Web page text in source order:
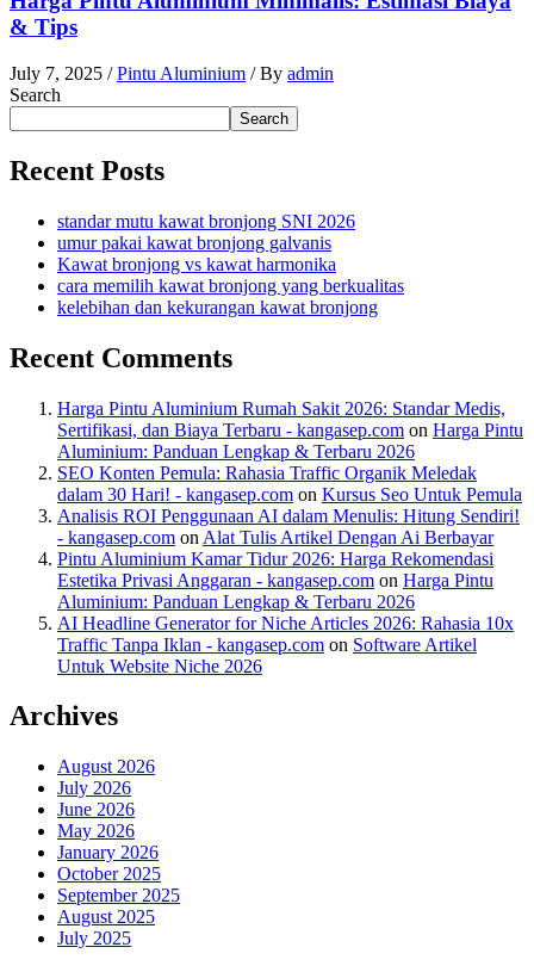
& Tips
July 7, 2025 /Pintu Aluminium / By admin
Search
Search
Recent Posts
standar mutu kawat bronjong SNI 2026
umur pakai kawat bronjong galvanis
Kawat bronjong vs kawat harmonika
cara memilih kawat bronjong yang berkualitas
kelebihan dan kekurangan kawat bronjong
Recent Comments
Harga Pintu Aluminium Rumah Sakit 2026: Standar Medis,
Sertifikasi, dan Biaya Terbaru - kangasep.com on Harga Pintu
Aluminium: Panduan Lengkap & Terbaru 2026
SEO Konten Pemula: Rahasia Traffic Organik Meledak
dalam 30 Hari! - kangasep.com on Kursus Seo Untuk Pemula
Analisis ROI Penggunaan AI dalam Menulis: Hitung Sendiri!
- kangasep.com on Alat Tulis Artikel Dengan Ai Berbayar
Pintu Aluminium Kamar Tidur 2026: Harga Rekomendasi
Estetika Privasi Anggaran - kangasep.com on Harga Pintu
Aluminium: Panduan Lengkap & Terbaru 2026
AI Headline Generator for Niche Articles 2026: Rahasia 10x
Traffic Tanpa Iklan - kangasep.com on Software Artikel
Untuk Website Niche 2026
Archives
August 2026
July 2026
June 2026
May 2026
January 2026
October 2025
September 2025
August 2025
July 2025